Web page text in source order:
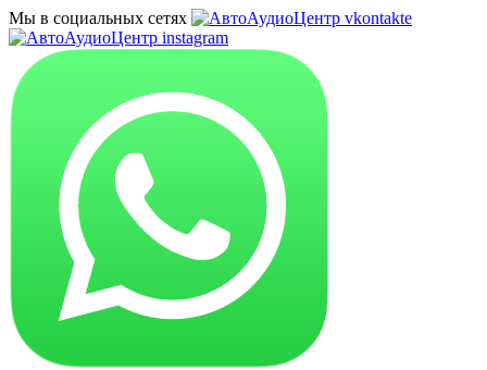
Мы в социальных сетях